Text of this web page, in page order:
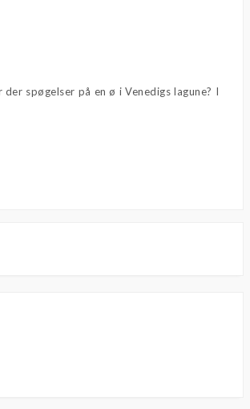
spøgelser på en ø i Venedigs lagune? I